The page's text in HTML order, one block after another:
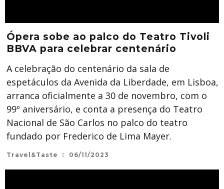
Ópera sobe ao palco do Teatro Tivoli
BBVA para celebrar centenário
A celebração do centenário da sala de
espetáculos da Avenida da Liberdade, em Lisboa,
arranca oficialmente a 30 de novembro, com o
99º aniversário, e conta a presença do Teatro
Nacional de São Carlos no palco do teatro
fundado por Frederico de Lima Mayer.
Travel&Taste 06/11/2023